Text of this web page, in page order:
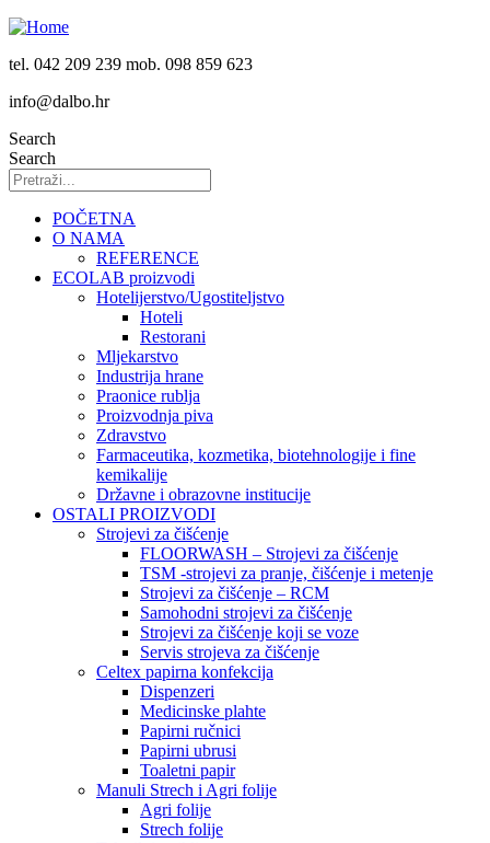
tel. 042 209 239 mob. 098 859 623
info@dalbo.hr
Search
Search
POČETNA
O NAMA
REFERENCE
ECOLAB proizvodi
Hotelijerstvo/Ugostiteljstvo
Hoteli
Restorani
Mljekarstvo
Industrija hrane
Praonice rublja
Proizvodnja piva
Zdravstvo
Farmaceutika, kozmetika, biotehnologije i fine
kemikalije
Državne i obrazovne institucije
OSTALI PROIZVODI
Strojevi za čišćenje
FLOORWASH – Strojevi za čišćenje
TSM -strojevi za pranje, čišćenje i metenje
Strojevi za čišćenje – RCM
Samohodni strojevi za čišćenje
Strojevi za čišćenje koji se voze
Servis strojeva za čišćenje
Celtex papirna konfekcija
Dispenzeri
Medicinske plahte
Papirni ručnici
Papirni ubrusi
Toaletni papir
Manuli Strech i Agri folije
Agri folije
Strech folije